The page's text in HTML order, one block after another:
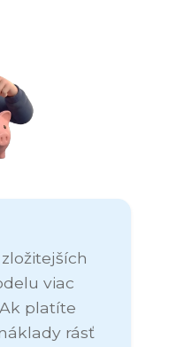
viac
platíte
rásť